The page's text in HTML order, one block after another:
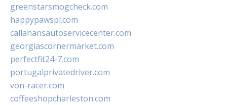
greenstarsmogcheck.com
happypawspl.com
callahansautoservicecenter.com
georgiascornermarket.com
perfectfit24-7.com
portugalprivatedriver.com
von-racer.com
coffeeshopcharleston.com